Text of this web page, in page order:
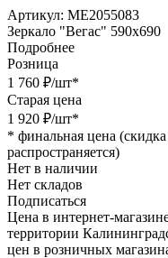
Артикул: МЕ2055083
Зеркало "Вегас" 590х690
Подробнее
Розница
1 760 ₽/шт*
Старая цена
1 920 ₽/шт*
* финальная цена
распространяется)
Нет в наличии
Нет складов
Подписаться
Цена в интернет-
территории
цен в розничных